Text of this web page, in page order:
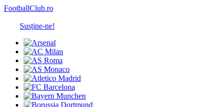
FootballClub.ro
Susține-ne!